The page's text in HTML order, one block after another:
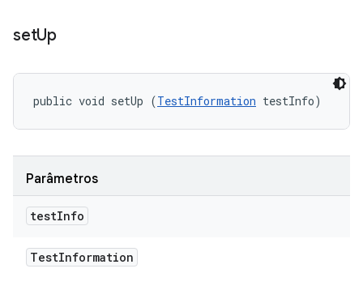
setUp
public void setUp (TestInformation testInfo)
Parâmetros
testInfo
TestInformation